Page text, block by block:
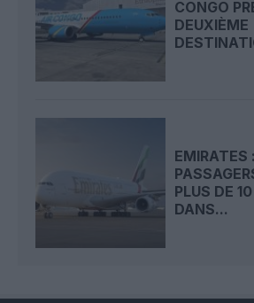
CONGO
DEUXIÈME
EMIRATES
PLUS DE
DANS...